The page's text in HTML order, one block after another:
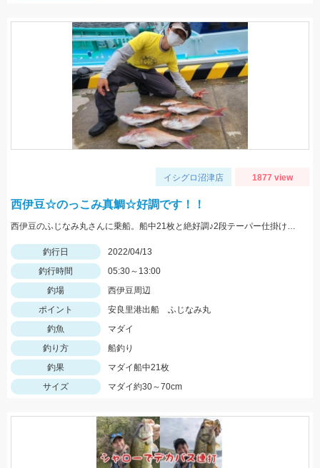
イシグロ沼津店 1877 view
西伊豆☆のっこみ真鯛☆好調です！！
西伊豆のふじなみ丸さんに乗船。船中21枚と絶好調♪2段テーパー仕掛けが絡みにくくておすすめです！
釣行日
2022/04/13
釣行時間
05:30～13:00
釣場
西伊豆周辺
ポイント
安良里港出船 ふじなみ丸
釣魚
マダイ
釣り方
船釣り
釣果
マダイ船中21枚
サイズ
マダイ約30～70cm